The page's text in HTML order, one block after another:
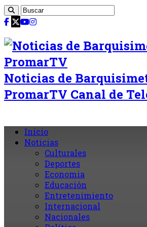
Noticias de
PromarTV Canal de
Inicio
Noticias
Culturales
Deportes
Economia
Educación
Entretenimiento
Internacional
Nacionales